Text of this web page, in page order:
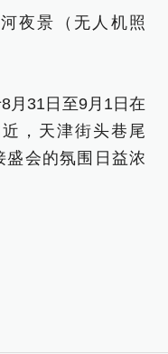
夜景（无人机照
月31日至9月1日在
，天津街头巷尾
盛会的氛围日益浓